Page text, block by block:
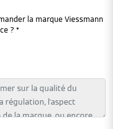
la marque Viessmann
? *